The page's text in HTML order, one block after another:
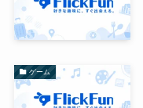
ゲーム